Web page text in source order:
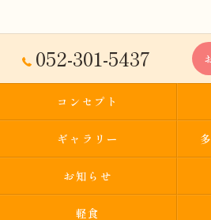
052-301-5437
コンセプト
ギャラリー
お知らせ
軽食